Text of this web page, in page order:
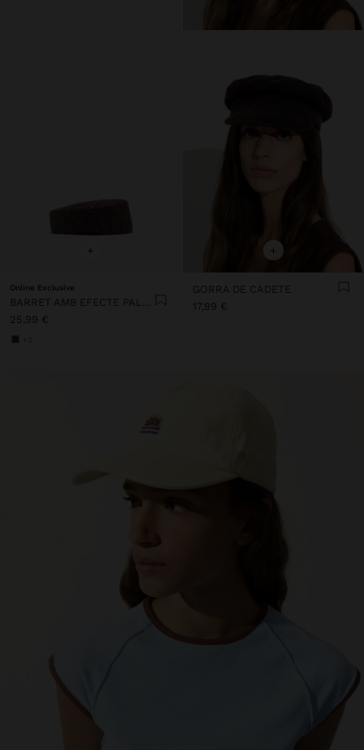
+
Online Exclusive
25,99 €
+
GORRA DE CADETE
17,99 €